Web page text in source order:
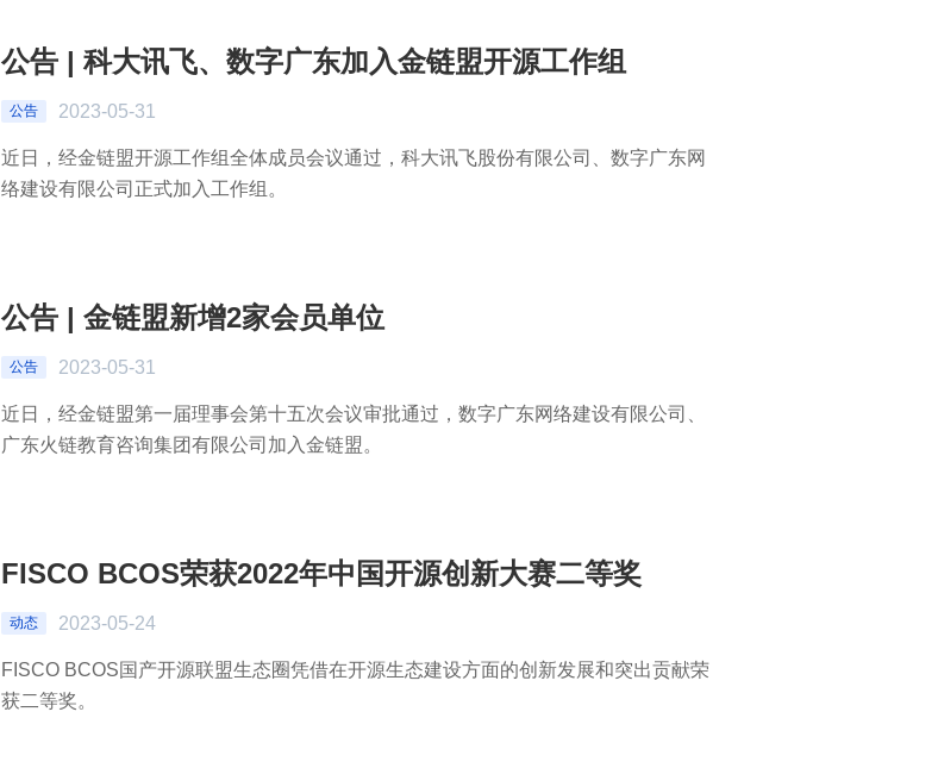
公告 | 科大讯飞、数字广东加入金链盟开源工作组
公告 2023-05-31
近日，经金链盟开源工作组全体成员会议通过，科大讯飞股份有限公司、数字广东网
络建设有限公司正式加入工作组。
公告 | 金链盟新增2家会员单位
公告 2023-05-31
近日，经金链盟第一届理事会第十五次会议审批通过，数字广东网络建设有限公司、
广东火链教育咨询集团有限公司加入金链盟。
FISCO BCOS荣获2022年中国开源创新大赛二等奖
动态 2023-05-24
FISCO BCOS国产开源联盟生态圈凭借在开源生态建设方面的创新发展和突出贡献荣
获二等奖。